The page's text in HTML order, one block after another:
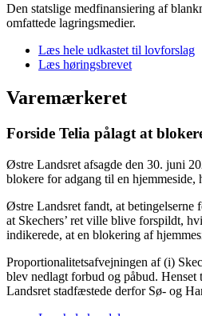
Den statslige medfinansiering af
omfattede lagringsmedier.
Læs hele udkastet til lovforslag
Læs høringsbrevet
Varemærkeret
Forside Telia pålagt at
Østre Landsret afsagde den 30. juni
blokere for adgang til en hjemmeside,
Østre Landsret fandt, at betingelserne
at Skechers’ ret ville blive forspildt,
indikerede, at en blokering af
Proportionalitetsafvejningen af (i)
blev nedlagt forbud og påbud.
Landsret stadfæstede derfor Sø- og